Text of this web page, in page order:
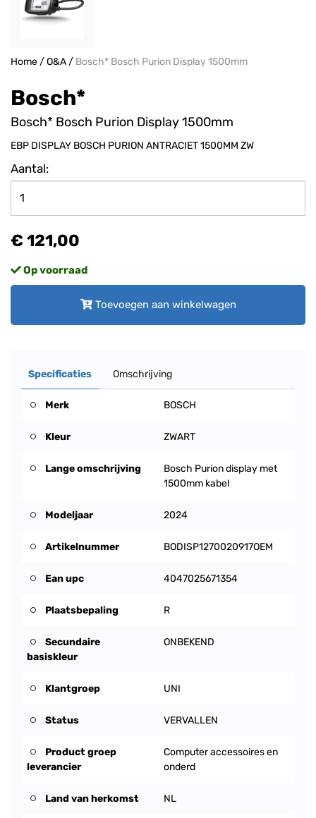
Home/O&A/ Bosch* Bosch Purion Display 1500mm
Bosch*
Bosch* Bosch Purion Display 1500mm
EBP DISPLAY BOSCH PURION ANTRACIET 1500MM ZW
Aantal:
€ 121,00
Op voorraad
Toevoegen aan winkelwagen
Specificaties Omschrijving
Merk BOSCH
Kleur ZWART
Lange omschrijving
Bosch Purion display met
1500mm kabel
Modeljaar 2024
Artikelnummer BODISP1270020917OEM
Ean upc 4047025671354
Plaatsbepaling R
Secundaire
basiskleur
ONBEKEND
Klantgroep UNI
Status VERVALLEN
Product groep
leverancier
Computer accessoires en
onderd
Land van herkomst NL